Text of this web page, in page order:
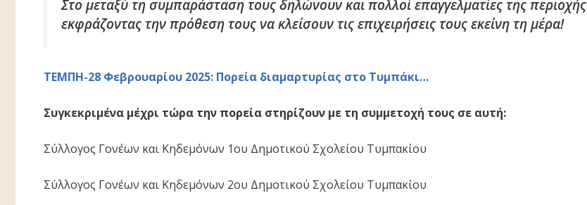
Στο μεταξύ τη συμπαράσταση τους δηλώνουν και πολλοί επαγγελματίες της περιοχής
εκφράζοντας την πρόθεση τους να κλείσουν τις επιχειρήσεις τους εκείνη τη μέρα!
ΤΕΜΠΗ-28 Φεβρουαρίου 2025: Πορεία διαμαρτυρίας στο Τυμπάκι…
Συγκεκριμένα μέχρι τώρα την πορεία στηρίζουν με τη συμμετοχή τους σε αυτή:
Σύλλογος Γονέων και Κηδεμόνων 1ου Δημοτικού Σχολείου Τυμπακίου
Σύλλογος Γονέων και Κηδεμόνων 2ου Δημοτικού Σχολείου Τυμπακίου